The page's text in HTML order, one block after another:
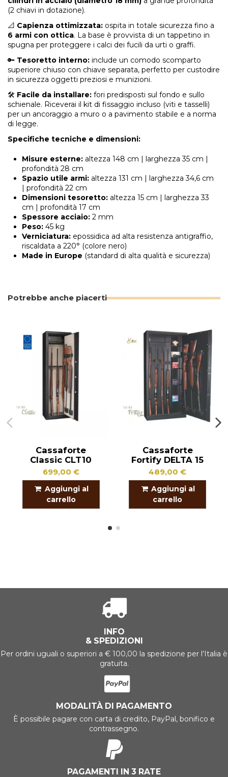
(2 chiavi in dotazione).
📐 Capienza ottimizzata: ospita in totale sicurezza fino a
6 armi con ottica. La base è provvista di un tappetino in
spugna per proteggere i calci dei fucili da urti o graffi.
🔑 Tesoretto interno: include un comodo scomparto
superiore chiuso con chiave separata, perfetto per custodire
in sicurezza oggetti preziosi e munizioni.
🛠️ Facile da installare: fori predisposti sul fondo e sullo
schienale. Riceverai il kit di fissaggio incluso (viti e tasselli)
per un ancoraggio a muro o a pavimento stabile e a norma
di legge.
Specifiche tecniche e dimensioni:
Misure esterne: altezza 148 cm | larghezza 35 cm |
profondità 28 cm
Spazio utile armi: altezza 131 cm | larghezza 34,6 cm
| profondità 22 cm
Dimensioni tesoretto: altezza 15 cm | larghezza 33
cm | profondità 17 cm
Spessore acciaio: 2 mm
Peso: 45 kg
Verniciatura: epossidica ad alta resistenza antigraffio,
riscaldata a 220° (colore nero)
Made in Europe (standard di alta qualità e sicurezza)
Potrebbe anche piacerti
Cassaforte
Classic CLT10
699,00 €
Aggiungi al
carrello
Cassaforte
Fortify DELTA 15
489,00 €
Aggiungi al
carrello
INFO
& SPEDIZIONI
Per ordini uguali o superiori a € 100,00 la spedizione per l’Italia è
gratuita.
MODALITÀ DI PAGAMENTO
È possibile pagare con carta di credito, PayPal, bonifico e
contrassegno.
PAGAMENTI IN 3 RATE